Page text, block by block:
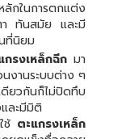
ลักในการตกแต่ง
า ทันสมัย และมี
ที่นิยม
กรงเหล็กฉีก มา
งานระบบต่าง ๆ
ยวกันก็ไม่ปิดทึบ
ละมีมิติ
ช้ ตะแกรงเหล็ก